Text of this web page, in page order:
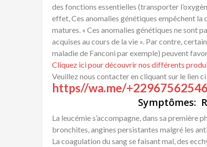
des fonctions essentielles (transporter
effet, Ces anomalies génétiques empêchent la
matures. « Ces anomalies génétiques ne sont
acquises au cours de la vie ». Par contre,
maladie de Fanconi par exemple) peuvent
Cliquez ici pour découvrir nos différents
Veuillez nous contacter en cliquant sur le lien
https//wa.me/+22967562546
Symptômes:
La leucémie s’accompagne, dans sa première
bronchites, angines persistantes malgré les
La coagulation du sang se faisant mal, des